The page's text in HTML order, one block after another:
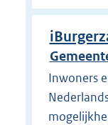
Inwoners